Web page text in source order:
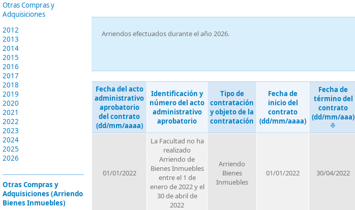
Otras Compras y
Adquisiciones
2012
2013
2014
2015
2016
2017
2018
2019
2020
2021
2022
2023
2024
2025
2026
Otras Compras y
Adquisiciones (Arriendo
Bienes Inmuebles)
Arriendos efectuados durante el año 2026.
Fecha del acto
administrativo
aprobatorio
del contrato
(dd/mm/aaaa)
Identificación y
número del acto
administrativo
aprobatorio
Tipo de
contratación
y objeto de la
contratación
Fecha de
inicio del
contrato
(dd/mm/aaaa)
Fecha de
término del
contrato
(dd/mm/aaa)
01/01/2022
La Facultad no ha
realizado
Arriendo de
Bienes Inmuebles
entre el 1 de
enero de 2022 y el
30 de abril de
2022
Arriendo
Bienes
Inmuebles
01/01/2022 30/04/2022